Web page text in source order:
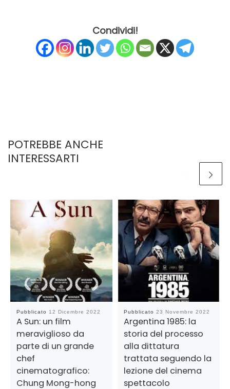
Condividi!
POTREBBE ANCHE
INTERESSARTI
Pubblicato 12 Dicembre 2022
A Sun: un film
meraviglioso da
parte di un grande
chef
cinematografico:
Chung Mong-hong
Pubblicato 23 Novembre 2022
Argentina 1985: la
storia del processo
alla dittatura
trattata seguendo la
lezione del cinema
spettacolo